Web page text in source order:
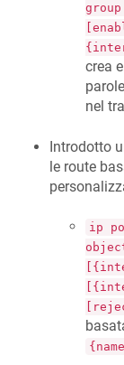
crea
nel
Introdotto
le route
ip